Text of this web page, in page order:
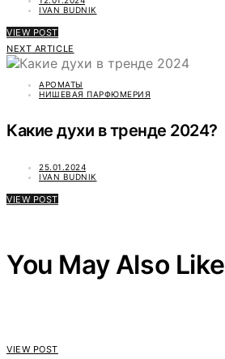
IVAN BUDNIK
VIEW POST
NEXT ARTICLE
АРОМАТЫ
НИШЕВАЯ ПАРФЮМЕРИЯ
Какие духи в тренде 2024?
25.01.2024
IVAN BUDNIK
VIEW POST
You May Also Like
VIEW POST